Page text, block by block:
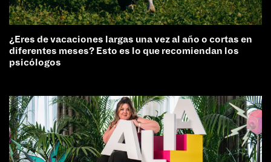
¿Eres de vacaciones largas una vez al año o cortas en
diferentes meses? Esto es lo que recomiendan los
psicólogos